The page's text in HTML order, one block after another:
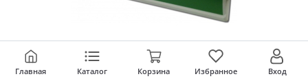
Главная Каталог Вход
Избранное
Корзина
Артикул: 220848